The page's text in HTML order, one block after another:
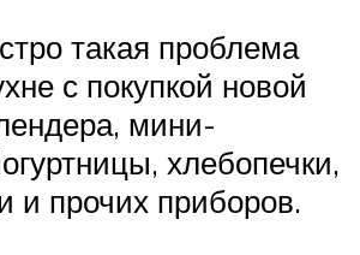
такая проблема
с покупкой новой
мини-
хлебопечки,
и прочих приборов.